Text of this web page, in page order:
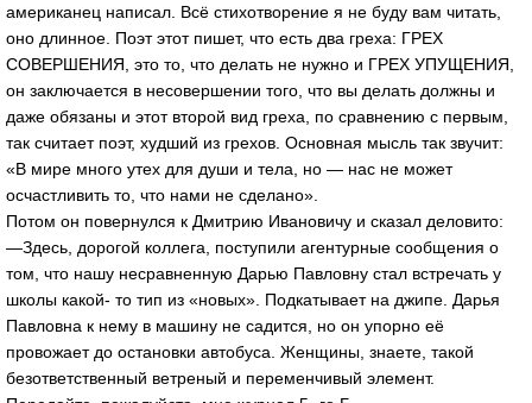
американец написал. Всё стихотворение я не буду вам читать,
оно длинное. Поэт этот пишет, что есть два греха: ГРЕХ
СОВЕРШЕНИЯ, это то, что делать не нужно и ГРЕХ УПУЩЕНИЯ,
он заключается в несовершении того, что вы делать должны и
даже обязаны и этот второй вид греха, по сравнению с первым,
так считает поэт, худший из грехов. Основная мысль так звучит:
«В мире много утех для души и тела, но — нас не может
осчастливить то, что нами не сделано».
Потом он повернулся к Дмитрию Ивановичу и сказал деловито:
—Здесь, дорогой коллега, поступили агентурные сообщения о
том, что нашу несравненную Дарью Павловну стал встречать у
школы какой- то тип из «новых». Подкатывает на джипе. Дарья
Павловна к нему в машину не садится, но он упорно её
провожает до остановки автобуса. Женщины, знаете, такой
безответственный ветреный и переменчивый элемент.